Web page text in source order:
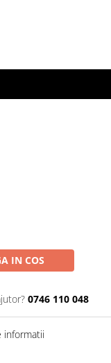
IN COS
0746 110 048
informatii